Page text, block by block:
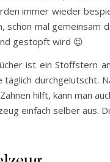
immer wieder
schon mal gemeinsam
gestopft wird 😉
ist ein Stoffstern
durchgelutscht.
hilft, kann man
einfach selber aus.